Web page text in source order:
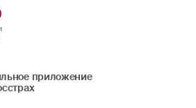
приложение